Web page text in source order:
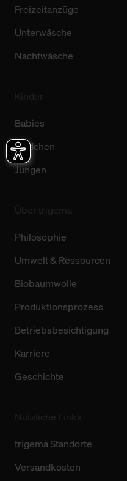
Freizeitanzüge
Unterwäsche
Nachtwäsche
Babies
Mädchen
Jungen
Philosophie
Umwelt & Ressourcen
Biobaumwolle
Produktionsprozess
Betriebsbesichtigung
Karriere
Geschichte
trigema Standorte
Versandkosten